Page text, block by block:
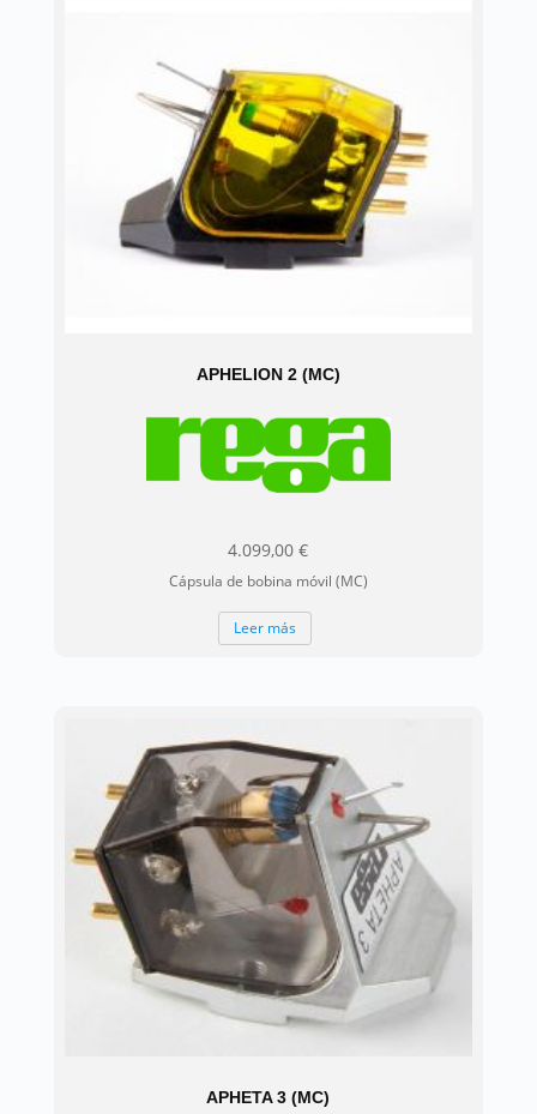
APHELION 2 (MC)
4.099,00€
Cápsula de bobina móvil (MC)
Leer más
APHETA 3 (MC)